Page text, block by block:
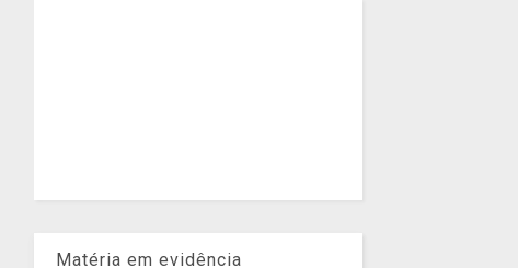
Matéria em evidência